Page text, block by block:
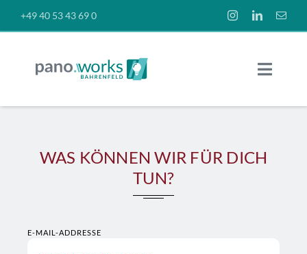
+49 40 53 43 69 0
Toggle
Räume
WAS KÖNNEN WIR FÜR DICH
TUN?
E-MAIL-ADDRESSE